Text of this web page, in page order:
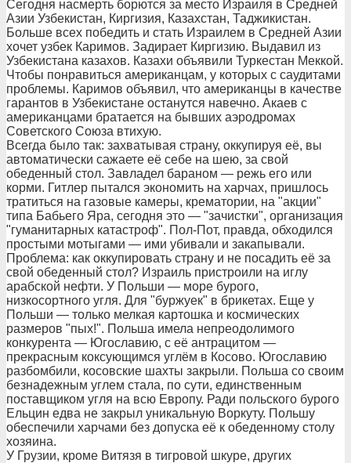
Сегодня насмерть борются за место Израиля в Средней
Азии Узбекистан, Киргизия, Казахстан, Таджикистан.
Больше всех победить и стать Израилем в Средней Азии
хочет узбек Каримов. Задирает Киргизию. Выдавил из
Узбекистана казахов. Казахи объявили Туркестан Меккой.
Чтобы понравиться американцам, у которых с саудитами
проблемы. Каримов объявил, что американцы в качестве
гарантов в Узбекистане останутся навечно. Акаев с
американцами братается на бывших аэродромах
Советского Союза втихую.
Всегда было так: захватывая страну, оккупируя её, вы
автоматически сажаете её себе на шею, за свой
обеденный стол. Завладел бараном — режь его или
корми. Гитлер пытался экономить на харчах, пришлось
тратиться на газовые камеры, крематории, на "акции"
типа Бабьего Яра, сегодня это — "зачистки", организация
"гуманитарных катастроф". Пол-Пот, правда, обходился
простыми мотыгами — ими убивали и закапывали.
Проблема: как оккупировать страну и не посадить её за
свой обеденный стол? Израиль пристроили на иглу
арабской нефти. У Польши — море бурого,
низкосортного угля. Для "буржуек" в брикетах. Еще у
Польши — только мелкая картошка и космических
размеров "пых!". Польша имела непреодолимого
конкурента — Югославию, с её антрацитом —
прекрасным коксующимся углём в Косово. Югославию
разбомбили, косовские шахты закрыли. Польша со своим
безнадежным углем стала, по сути, единственным
поставщиком угля на всю Европу. Ради польского бурого
Ельцин едва не закрыл уникальную Воркуту. Польшу
обеспечили харчами без допуска её к обеденному столу
хозяина.
У Грузии, кроме Витязя в тигровой шкуре, других